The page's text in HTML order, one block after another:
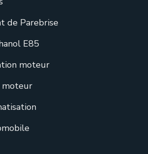
de Parebrise
E85
moteur
moteur